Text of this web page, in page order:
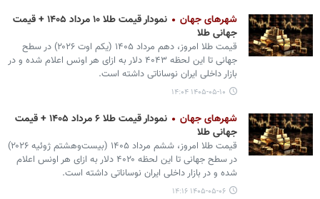
شهرهای جهان
نمودار قیمت طلا ۱۰ مرداد ۱۴۰۵ + قیمت
جهانی طلا
قیمت طلا امروز، دهم مرداد ۱۴۰۵ (‌یکم اوت ۲۰۲۶) در سطح
جهانی تا این لحظه ۴۰۴۳ دلار به ازای هر اونس اعلام شده و در
بازار داخلی ایران نوساناتی داشته است.
۱۴۰۵-۰۵-۱۰ ۱۴:۰۴
شهرهای جهان
نمودار قیمت طلا ۶ مرداد ۱۴۰۵ + قیمت
جهانی طلا
قیمت طلا امروز، ششم مرداد ۱۴۰۵ (‌بیست‌وهشتم ژوئیه ۲۰۲۶)
در سطح جهانی تا این لحظه ۴۰۲۰ دلار به ازای هر اونس اعلام
شده و در بازار داخلی ایران نوساناتی داشته است.
۱۴۰۵-۰۵-۰۶ ۱۴:۱۶